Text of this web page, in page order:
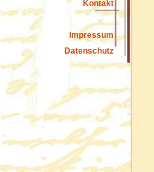
Kontakt
Impressum
Datenschutz